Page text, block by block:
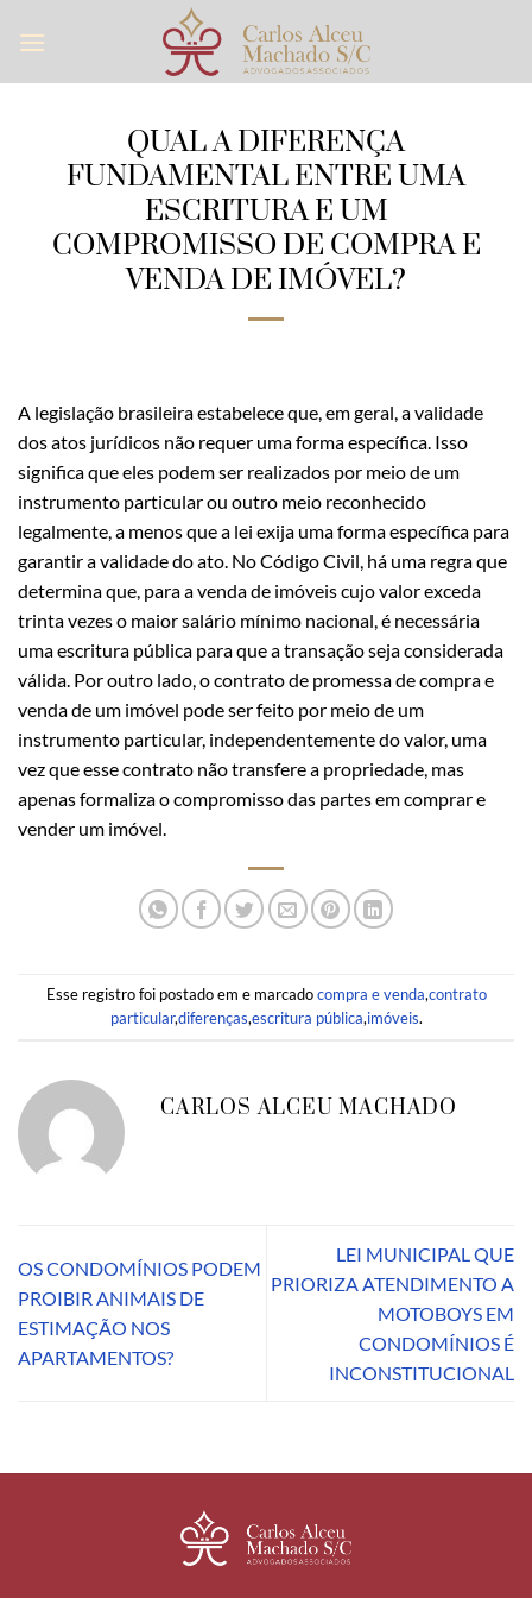
QUAL A DIFERENÇA
FUNDAMENTAL ENTRE UMA
ESCRITURA E UM
COMPROMISSO DE COMPRA E
VENDA DE IMÓVEL?
A legislação brasileira estabelece que, em geral, a validade
dos atos jurídicos não requer uma forma específica. Isso
significa que eles podem ser realizados por meio de um
instrumento particular ou outro meio reconhecido
legalmente, a menos que a lei exija uma forma específica para
garantir a validade do ato. No Código Civil, há uma regra que
determina que, para a venda de imóveis cujo valor exceda
trinta vezes o maior salário mínimo nacional, é necessária
uma escritura pública para que a transação seja considerada
válida. Por outro lado, o contrato de promessa de compra e
venda de um imóvel pode ser feito por meio de um
instrumento particular, independentemente do valor, uma
vez que esse contrato não transfere a propriedade, mas
apenas formaliza o compromisso das partes em comprar e
vender um imóvel.
Esse registro foi postado em e marcadocompra e venda,contrato
particular,diferenças,escritura pública,imóveis.
CARLOS ALCEU MACHADO
OS CONDOMÍNIOS PODEM
PROIBIR ANIMAIS DE
ESTIMAÇÃO NOS
APARTAMENTOS?
LEI MUNICIPAL QUE
PRIORIZA ATENDIMENTO A
MOTOBOYS EM
CONDOMÍNIOS É
INCONSTITUCIONAL